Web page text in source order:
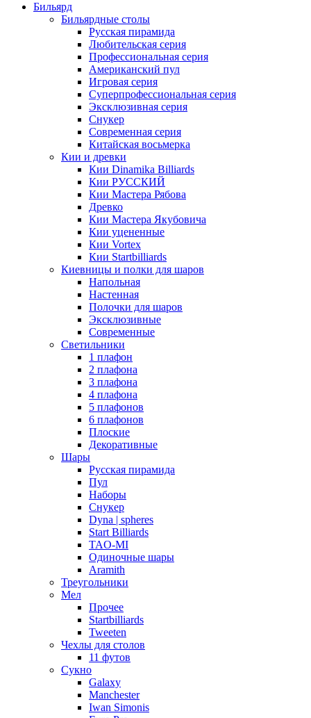
Бильярд
Бильярдные столы
Русская пирамида
Любительская серия
Профессиональная серия
Американский пул
Игровая серия
Суперпрофессиональная серия
Эксклюзивная серия
Снукер
Современная серия
Китайская восьмерка
Кии и древки
Кии Dinamika Billiards
Кии РУССКИЙ
Кии Мастера Рябова
Древко
Кии Мастера Якубовича
Кии уцененные
Кии Vortex
Кии Startbilliards
Киевницы и полки для шаров
Напольная
Настенная
Полочки для шаров
Эксклюзивные
Современные
Светильники
1 плафон
2 плафона
3 плафона
4 плафона
5 плафонов
6 плафонов
Плоские
Декоративные
Шары
Русская пирамида
Пул
Наборы
Снукер
Dyna | spheres
Start Billiards
TAO-MI
Одиночные шары
Aramith
Треугольники
Мел
Прочее
Startbilliards
Tweeten
Чехлы для столов
11 футов
Сукно
Galaxy
Manchester
Iwan Simonis